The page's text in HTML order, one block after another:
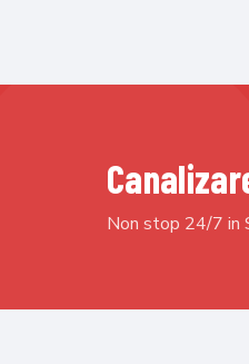
Non stop 24/7 in